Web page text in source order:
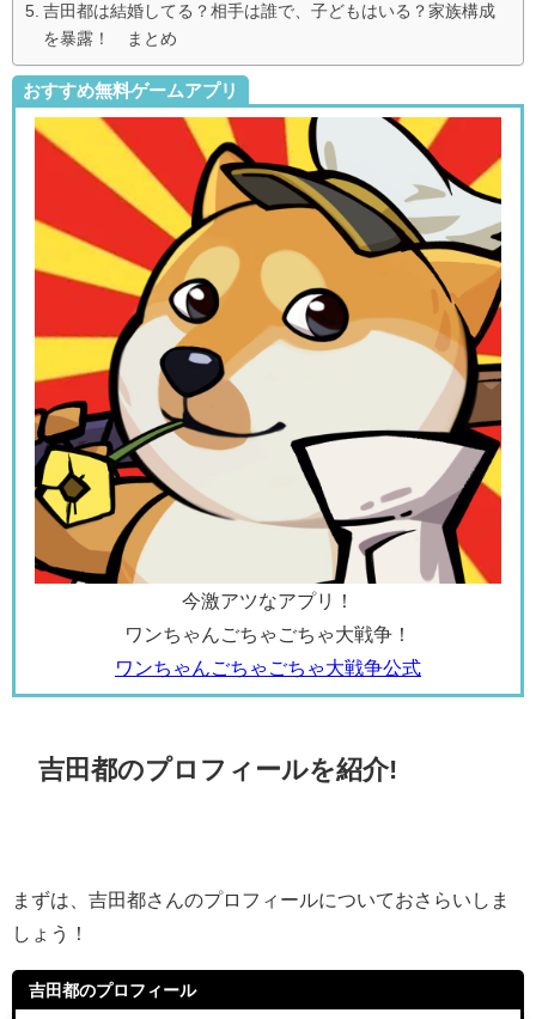
吉田都は結婚してる？相手は誰で、子どもはいる？家族構成
を暴露！ まとめ
おすすめ無料ゲームアプリ
今激アツなアプリ！
ワンちゃんごちゃごちゃ大戦争！
ワンちゃんごちゃごちゃ大戦争公式
吉田都のプロフィールを紹介!
まずは、吉田都さんのプロフィールについておさらいしま
しょう！
吉田都のプロフィール